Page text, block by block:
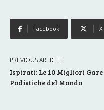
Facebook X
PREVIOUS ARTICLE
Ispirati: Le 10 Migliori Gare
Podistiche del Mondo